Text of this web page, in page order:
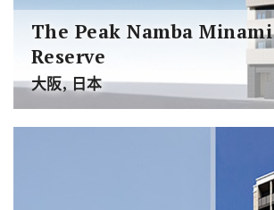
The Peak Namba Minami
Reserve
大阪, 日本